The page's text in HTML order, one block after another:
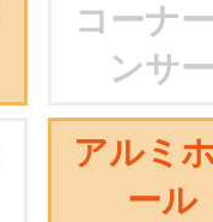
コーナ
ンサ
アルミ
ール